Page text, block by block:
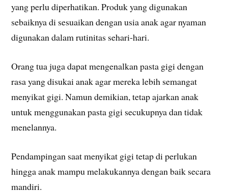
yang perlu diperhatikan. Produk yang digunakan
sebaiknya di sesuaikan dengan usia anak agar nyaman
digunakan dalam rutinitas sehari-hari.
Orang tua juga dapat mengenalkan pasta gigi dengan
rasa yang disukai anak agar mereka lebih semangat
menyikat gigi. Namun demikian, tetap ajarkan anak
untuk menggunakan pasta gigi secukupnya dan tidak
menelannya.
Pendampingan saat menyikat gigi tetap di perlukan
hingga anak mampu melakukannya dengan baik secara
mandiri.